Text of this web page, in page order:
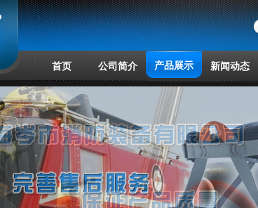
首页 公司简介 产品展示 新闻动态